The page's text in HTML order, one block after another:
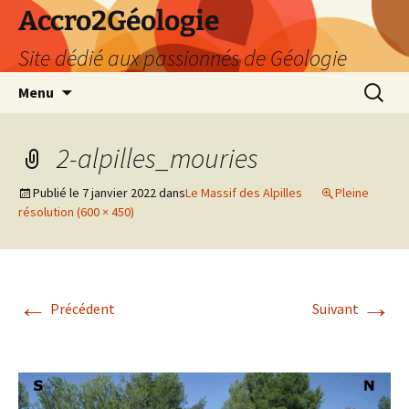
Accro2Géologie
Site dédié aux passionnés de Géologie
Menu
2-alpilles_mouries
Publié le 7 janvier 2022dansLe Massif des Alpilles
Pleine
résolution (600 × 450)
← Précédent Suivant →